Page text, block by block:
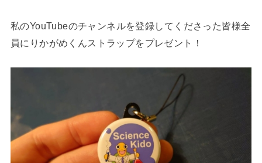
私のYouTubeのチャンネルを登録してくださった皆様全
員にりかがめくんストラップをプレゼント！